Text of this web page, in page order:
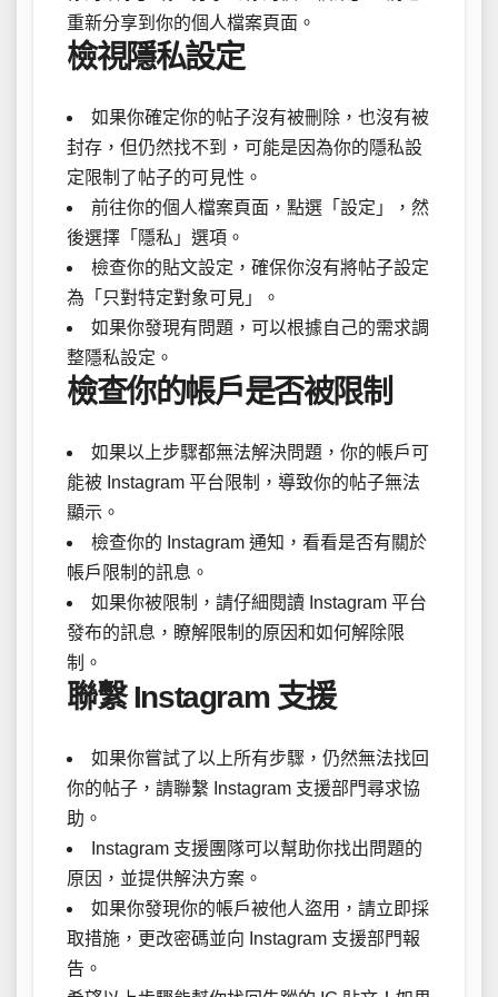
重新分享到你的個人檔案頁面。
檢視隱私設定
如果你確定你的帖子沒有被刪除，也沒有被
封存，但仍然找不到，可能是因為你的隱私設
定限制了帖子的可見性。
前往你的個人檔案頁面，點選「設定」，然
後選擇「隱私」選項。
檢查你的貼文設定，確保你沒有將帖子設定
為「只對特定對象可見」。
如果你發現有問題，可以根據自己的需求調
整隱私設定。
檢查你的帳戶是否被限制
如果以上步驟都無法解決問題，你的帳戶可
能被 Instagram 平台限制，導致你的帖子無法
顯示。
檢查你的 Instagram 通知，看看是否有關於
帳戶限制的訊息。
如果你被限制，請仔細閱讀 Instagram 平台
發布的訊息，瞭解限制的原因和如何解除限
制。
聯繫 Instagram 支援
如果你嘗試了以上所有步驟，仍然無法找回
你的帖子，請聯繫 Instagram 支援部門尋求協
助。
Instagram 支援團隊可以幫助你找出問題的
原因，並提供解決方案。
如果你發現你的帳戶被他人盜用，請立即採
取措施，更改密碼並向 Instagram 支援部門報
告。